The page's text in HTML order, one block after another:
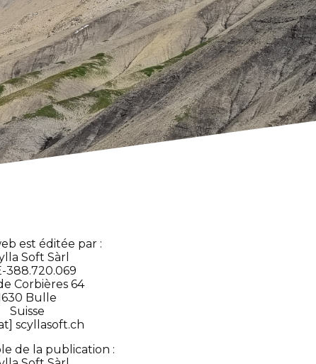
est éditée par :
Soft Sàrl
388.720.069
Corbières 64
Bulle
Suisse
scyllasoft.ch
de la publication :